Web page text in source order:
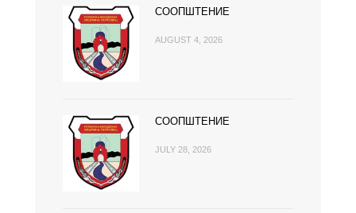
СООПШТЕНИЕ
AUGUST 4, 2026
СООПШТЕНИЕ
JULY 28, 2026